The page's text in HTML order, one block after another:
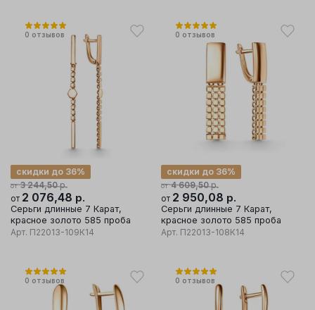
0 отзывов
от 3 244,50р.
скидки до 36%
от 2 076,48 р.
Серьги длинные 7 Карат,
красное золото 585 проба
Арт. П22013-109К14
0 отзывов
от 4 609,50р.
скидки до 36%
от 2 950,08 р.
Серьги длинные 7 Карат,
красное золото 585 проба
Арт. П22013-108К14
0 отзывов 0 отзывов